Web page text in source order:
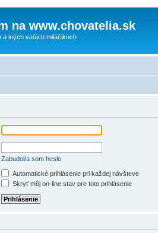
na www.chovatelia.sk
iných vašich miláčikoch
Zabudol/a som heslo
Automatické prihlásenie pri každej návšteve
Skryť môj on-line stav pre toto prihlásenie